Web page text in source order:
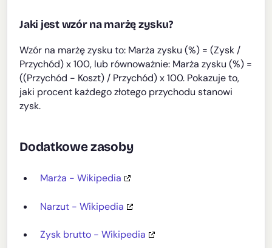
Jaki jest wzór na marżę zysku?
Wzór na marżę zysku to: Marża zysku (%) = (Zysk /
Przychód) x 100, lub równoważnie: Marża zysku (%) =
((Przychód - Koszt) / Przychód) x 100. Pokazuje to,
jaki procent każdego złotego przychodu stanowi
zysk.
Dodatkowe zasoby
Marża - Wikipedia
Narzut - Wikipedia
Zysk brutto - Wikipedia